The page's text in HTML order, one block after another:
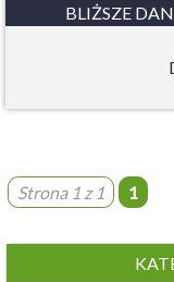
BLIŻSZE
Strona 1 z 1 1